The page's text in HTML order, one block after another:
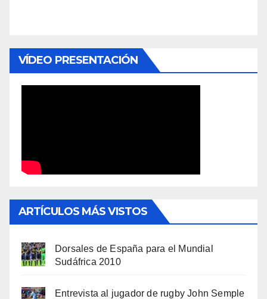
VÍDEO PRESENTACIÓN
ARTÍCULOS MÁS VISTOS
Dorsales de España para el Mundial
Sudáfrica 2010
Entrevista al jugador de rugby John Semple